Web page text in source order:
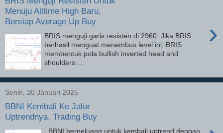
Menuju Alltime High Baru,
Bersiap Average Up Buy
›
BRIS menguji garis resisten di 2960. Jika BRIS
berhasil menguat menembus level ini, BRIS
membentuk pola bullish inverted head and
shoulders ...
Senin, 20 Januari 2025
BBNI Kembali Ke Jalur
Uptrendnya, Trading Buy
BBNI berpeluang untuk kembali uptrend dengan